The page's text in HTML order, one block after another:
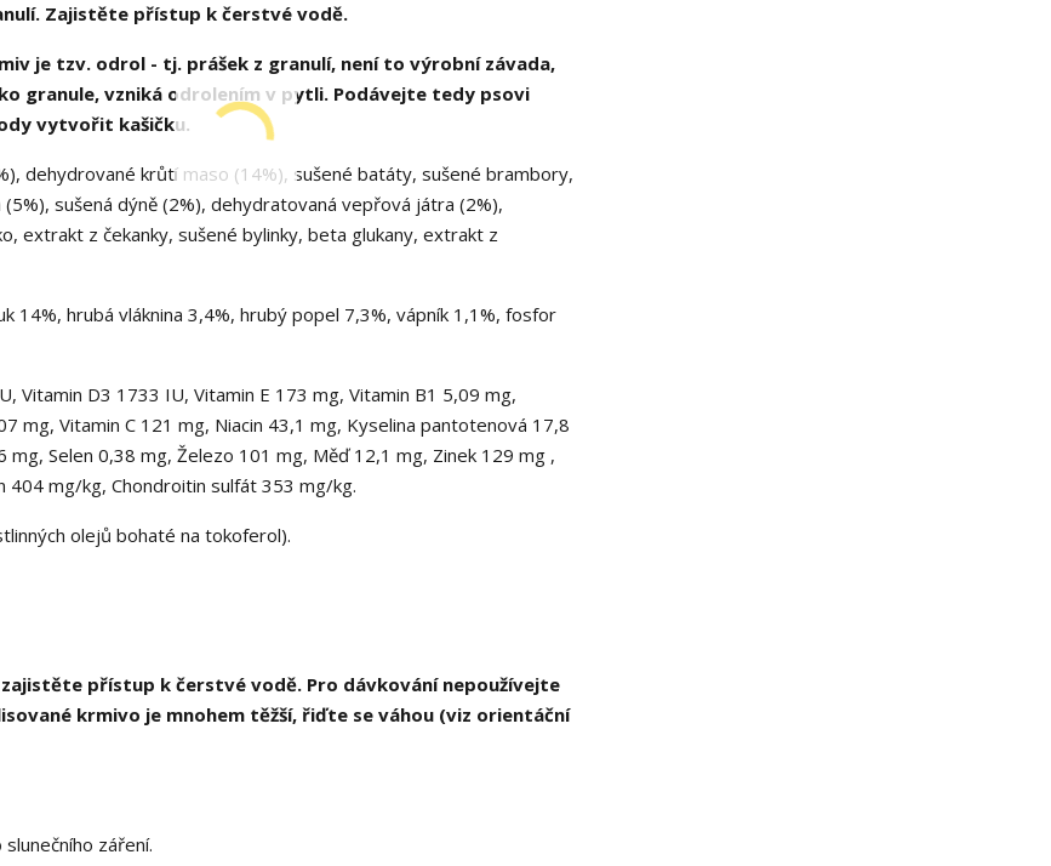
Zajistěte přístup k čerstvé vodě.
je tzv. odrol - tj. prášek z granulí, není to výrobní závada,
granule, vzniká odrolením v pytli. Podávejte tedy psovi
vytvořit kašičku.
dehydrované krůtí maso (14%), sušené batáty, sušené brambory,
sušená dýně (2%), dehydratovaná vepřová játra (2%),
extrakt z čekanky, sušené bylinky, beta glukany, extrakt z
14%, hrubá vláknina 3,4%, hrubý popel 7,3%, vápník 1,1%, fosfor
Vitamin D3 1733 IU, Vitamin E 173 mg, Vitamin B1 5,09 mg,
mg, Vitamin C 121 mg, Niacin 43,1 mg, Kyselina pantotenová 17,8
Selen 0,38 mg, Železo 101 mg, Měď 12,1 mg, Zinek 129 mg ,
404 mg/kg, Chondroitin sulfát 353 mg/kg.
olejů bohaté na tokoferol).
přístup k čerstvé vodě. Pro dávkování nepoužívejte
krmivo je mnohem těžší, řiďte se váhou (viz orientáční
záření.